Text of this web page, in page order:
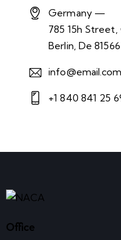
Germany —
785 15h
Berlin, De 81566
info@email.com
+1 840 841 25
Office